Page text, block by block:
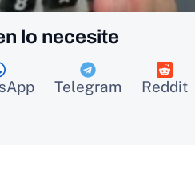
lo necesite
Telegram Reddit